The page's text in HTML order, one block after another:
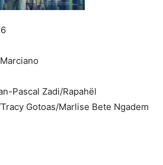
Pascal Zadi/Rapahël
Gotoas/Marlise Bete Ngadem